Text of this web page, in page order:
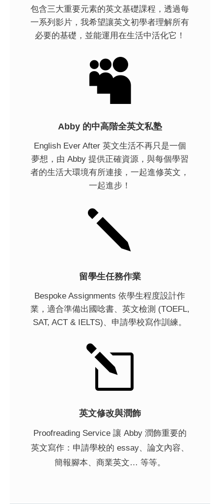
包含三大重要元素的英文基礎課程，透過每
一系列影片，我希望讓英文初學者理解所有
必要的基礎，並能運用在生活中活化它！

Abby 的中高階全英文私塾
English Ever After 英文生活不再只是一個
夢想，由 Abby 提供正確資源，與每個學習
者的生活大環境有所連接，一起進修英文，
一起進步！
j
留學生任務作業
Bespoke Assignments 依學生程度設計作
業，適合準備出國唸書、英文檢測 (TOEFL,
SAT, ACT & IELTS)、申請學校寫作訓練。
l
英文修改與潤飾
Proofreading Service 讓 Abby 潤飾重要的
英文寫作：申請學校的 essay、論文內容、
簡報腳本、商業英文… 等等。